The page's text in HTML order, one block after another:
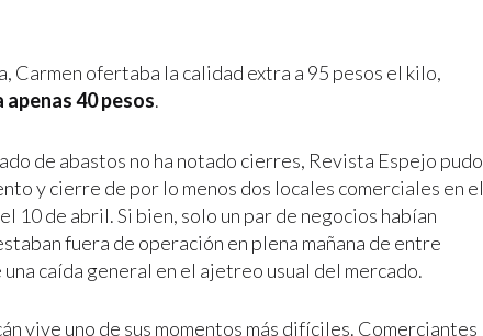
Carmen ofertaba la calidad extra a 95 pesos el kilo,
40 pesos.
de abastos no ha notado cierres, Revista Espejo pudo
y cierre de por lo menos dos locales comerciales en el
10 de abril. Si bien, solo un par de negocios habían
fuera de operación en plena mañana de entre
caída general en el ajetreo usual del mercado.